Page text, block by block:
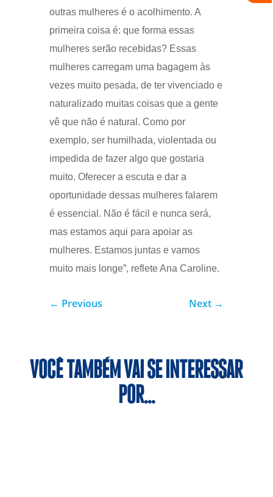
outras mulheres é o acolhimento. A
primeira coisa é: que forma essas
mulheres serão recebidas? Essas
mulheres carregam uma bagagem às
vezes muito pesada, de ter vivenciado e
naturalizado muitas coisas que a gente
vê que não é natural. Como por
exemplo, ser humilhada, violentada ou
impedida de fazer algo que gostaria
muito. Oferecer a escuta e dar a
oportunidade dessas mulheres falarem
é essencial. Não é fácil e nunca será,
mas estamos aqui para apoiar as
mulheres. Estamos juntas e vamos
muito mais longe”, reflete Ana Caroline.
← Previous Next →
VOCÊ TAMBÉM VAI SE INTERESSAR
POR…